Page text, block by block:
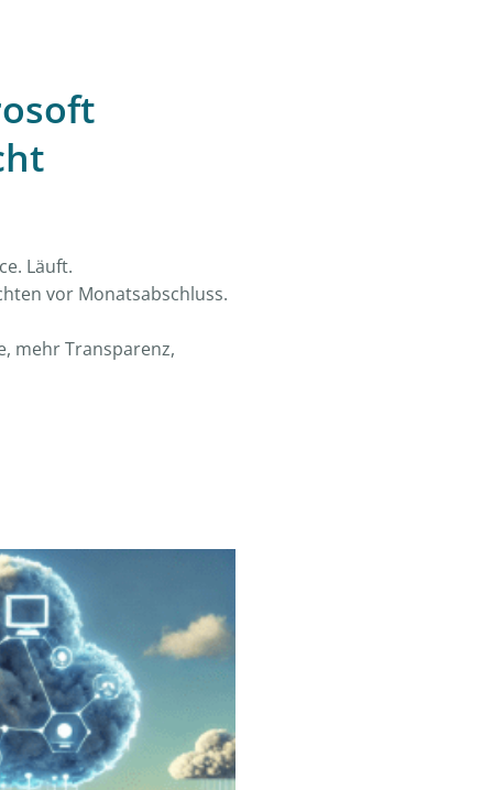
Läuft.
vor Monatsabschluss.
mehr Transparenz,